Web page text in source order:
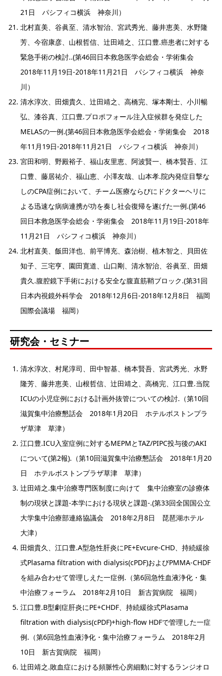
21日 パシフィコ横浜 神奈川）
北村直美、谷眞至、清水智治、宮武秀光、藤井恵美、水野隆
芳、今宿康彦、山根哲信、辻田靖之、江口豊.癌患者に対する
緊急手術の検討..(第46回日本救急医学会総会・学術集会
2018年11月19日-2018年11月21日 パシフィコ横浜 神奈
川）
清水淳次、田畑貴久、辻田靖之、高橋完、塚本剛士、小川暢
弘、漆谷真、江口豊.プロポフォール注入症候群を発症した
MELASの一例.(第46回日本救急医学会総会・学術集会 2018
年11月19日-2018年11月21日 パシフィコ横浜 神奈川）
宮田和明、野殿裕子、福山友里恵、阿波賢一、橋本賢吾、江
口豊、藤居祐介、福山恵、小澤友哉、山本孝.院内発症目撃な
しのCPA症例において、チーム医療ならびにドクターヘリに
よる迅速な病病連携が功を奏し社会復帰を遂げた一例.(第46
回日本救急医学会総会・学術集会 2018年11月19日-2018年
11月21日 パシフィコ横浜 神奈川）
北村直美、飯田洋也、前平博充、森治樹、植木智之、貝田佐
知子、三宅亨、園田寛道、山口剛、清水智治、谷眞至、田畑
貴久.腹腔鏡下手術における安全な腹直筋鞘ブロック.(第31回
日本内視鏡外科学会 2018年12月6日-2018年12月8日 福岡
国際会議場 福岡）
研究会・セミナー
清水淳次、村尾淳司、田中智基、橋本賢吾、宮武秀光、水野
隆芳、藤井恵美、山根哲信、辻田靖之、高橋完、江口豊.当院
ICUの小児症例における計画外抜管についての検討.（第10回
滋賀集中治療懇話会 2018年1月20日 ホテルボストンプラ
ザ草津 草津）
江口豊.ICU入室症例に対するMEPMとTAZ/PIPC投与後のAKI
について(第2報).（第10回滋賀集中治療懇話会 2018年1月20
日 ホテルボストンプラザ草津 草津）
辻田靖之.集中治療専門医制度に向けて 集中治療室の診療体
制の現状と課題-本学における現状と課題-.(第33回全国国公立
大学集中治療部連絡協議会 2018年2月8日 琵琶湖ホテル
大津）
田畑貴久、江口豊.A型急性肝炎にPE+Evcure-CHD、持続緩徐
式Plasama filtration with dialysis(cPDF)およびPMMA-CHDF
を組み合わせて管理しえた一症例.（第6回急性血液浄化・集
中治療フォーラム 2018年2月10日 新古賀病院 福岡）
江口豊.B型劇症肝炎にPE+CHDF、持続緩徐式Plasama
filtration with dialysis(cPDF)+high-flow HDFで管理した一症
例.（第6回急性血液浄化・集中治療フォーラム 2018年2月
10日 新古賀病院 福岡）
辻田靖之.敗血症における頻脈性心房細動に対するランジオロ